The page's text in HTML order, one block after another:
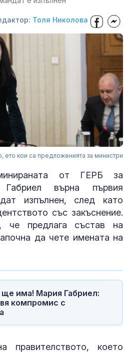
Толя Николова
кои са предложенията за министри
от ГЕРБ за
върна първия
изпълнен, след като
със закъснение.
че предлага състав на
да чете имената на
има! Мария Габриел:
компромис с
правителството, което